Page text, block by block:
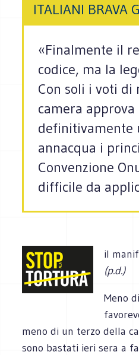
ITALIANI BRAVA
«Finalmente il
codice, ma la
Con soli i voti di
camera approva
definitivamente
annacqua i
Convenzione
difficile da
il
(p.d.)
Meno
meno di un terzo della
sono bastati ieri sera a